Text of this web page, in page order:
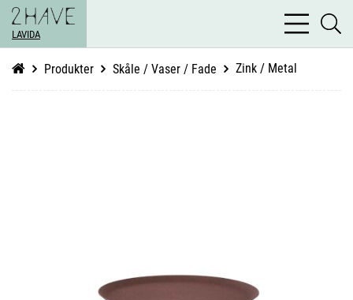
LAVIDA
bars
light
Produkter Skåle / Vaser / Fade Zink / Metal